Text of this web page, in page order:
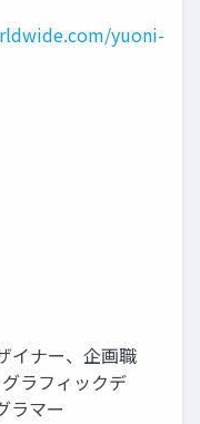
yuoni-
イナー、企画職
ラフィックデ
ラマー